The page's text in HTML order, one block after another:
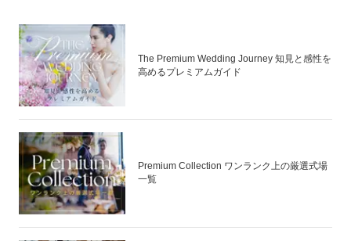
The Premium Wedding Journey 知見と感性を
高めるプレミアムガイド
Premium Collection ワンランク上の厳選式場
一覧